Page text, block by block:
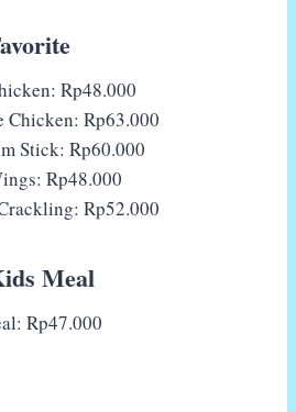
Rp48.000
Chicken: Rp63.000
Stick: Rp60.000
Rp48.000
Rp52.000
Meal
Rp47.000